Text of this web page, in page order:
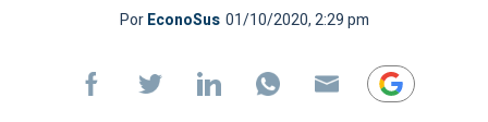
PorEconoSus 01/10/2020, 2:29 pm